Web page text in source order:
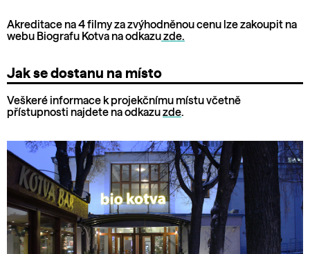
Akreditace na 4 filmy za zvýhodněnou cenu lze zakoupit na
webu Biografu Kotva na odkazuzde.
Jak se dostanu na místo
Veškeré informace k projekčnímu místu včetně
přístupnosti najdete na odkazuzde.